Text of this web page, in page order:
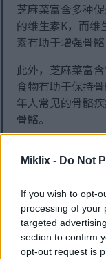
Miklix - Do Not
If you wish to opt-
processing of your
targeted
section to confirm
opt-out request is
芝麻菜富含多种
的维生素K，而维
素有助于增强骨
此外，芝麻菜富
食物有助于保持
年人常见的骨骼
骨骼。